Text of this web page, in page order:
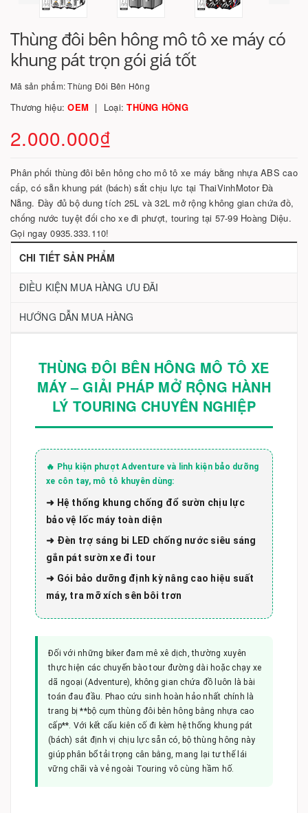
Thùng đôi bên hông mô tô xe máy có
khung pát trọn gói giá tốt
Mã sản phẩm:Thùng Đôi Bên Hông
Thương hiệu:OEM Loại:THÙNG HÔNG
2.000.000₫
Phân phối thùng đôi bên hông cho mô tô xe máy bằng nhựa ABS cao
cấp, có sẵn khung pát (bách) sắt chịu lực tại ThaiVinhMotor Đà
Nẵng. Đầy đủ bộ dung tích 25L và 32L mở rộng không gian chứa đồ,
chống nước tuyệt đối cho xe đi phượt, touring tại 57-99 Hoàng Diệu.
Gọi ngay 0935.333.110!
CHI TIẾT SẢN PHẨM
ĐIỀU KIỆN MUA HÀNG ƯU ĐÃI
HƯỚNG DẪN MUA HÀNG
THÙNG ĐÔI BÊN HÔNG MÔ TÔ XE
MÁY – GIẢI PHÁP MỞ RỘNG HÀNH
LÝ TOURING CHUYÊN NGHIỆP
🔥 Phụ kiện phượt Adventure và linh kiện bảo dưỡng
xe côn tay, mô tô khuyên dùng:
➜ Hệ thống khung chống đổ sườn chịu lực
bảo vệ lốc máy toàn diện
➜ Đèn trợ sáng bi LED chống nước siêu sáng
gắn pát sườn xe đi tour
➜ Gói bảo dưỡng định kỳ nâng cao hiệu suất
máy, tra mỡ xích sên bôi trơn
Đối với những biker đam mê xê dịch, thường xuyên
thực hiện các chuyến bào tour đường dài hoặc chạy xe
dã ngoại (Adventure), không gian chứa đồ luôn là bài
toán đau đầu. Phao cứu sinh hoàn hảo nhất chính là
trang bị **bộ cụm thùng đôi bên hông bằng nhựa cao
cấp**. Với kết cấu kiên cố đi kèm hệ thống khung pát
(bách) sắt định vị chịu lực sẵn có, bộ thùng hông này
giúp phân bổ tải trọng cân bằng, mang lại tư thế lái
vững chãi và vẻ ngoài Touring vô cùng hầm hố.